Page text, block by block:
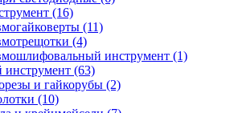
(16)
(11)
(4)
инструмент (1)
инструмент (63)
и гайкорубы (2)
(10)